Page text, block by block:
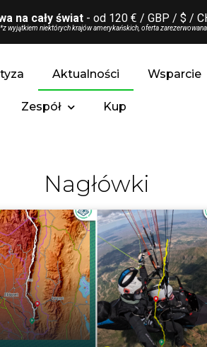
na cały świat- od 120 € / GBP / $ /
*z wyjątkiem niektórych krajów amerykańskich, oferta
Aktualności Wsparcie
Zespół Kup
Nagłówki